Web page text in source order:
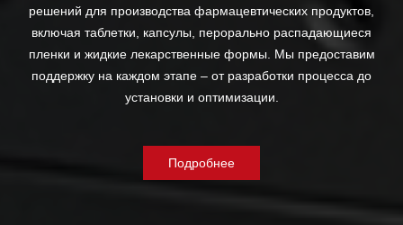
решений для производства фармацевтических продуктов,
включая таблетки, капсулы, перорально распадающиеся
пленки и жидкие лекарственные формы. Мы предоставим
поддержку на каждом этапе – от разработки процесса до
установки и оптимизации.
Подробнее